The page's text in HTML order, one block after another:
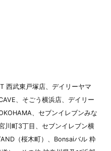
西武東戸塚店、デイリーヤマ
、そごう横浜店、デイリー
、セブンイレブンみな
川町3丁目、セブンイレブン横
（桜木町）、Bonsaiバル 粋